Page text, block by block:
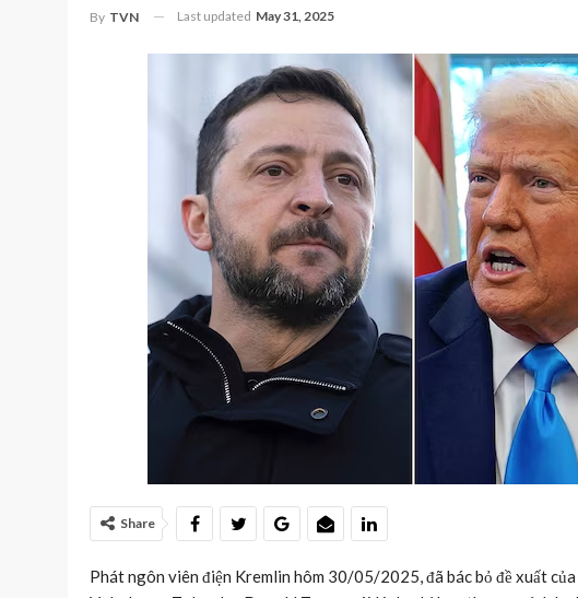
By TVN Last updated May 31, 2025
Share
Phát ngôn viên điện Kremlin hôm 30/05/2025, đã bác bỏ đề xuất